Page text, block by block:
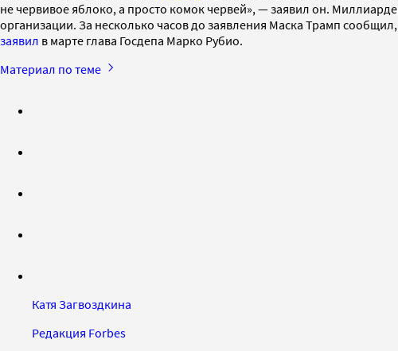
не червивое яблоко, а просто комок червей», — заявил он.
организации. За несколько часов до заявления Маска Трамп
заявил в марте глава Госдепа Марко Рубио.
Материал по теме
Катя Загвоздкина
Редакция Forbes